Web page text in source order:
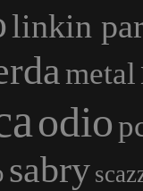
linkin
metal
odio
sabry